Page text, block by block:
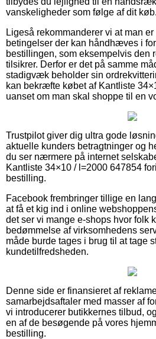
vanskeligheder som følge af dit køb.
Ligeså rekommanderer vi at man
betingelser der kan håndhæves i
bestillingen, som eksempelvis den
tilsikrer. Derfor er det på samme
stadigvæk beholder sin
kan bekræfte købet af Kantliste
uanset om man skal shoppe til en
Trustpilot giver dig ultra gode
aktuelle kunders betragtninger og
du ser nærmere på internet
Kantliste 34×10 / l=2000 647854
bestilling.
Facebook frembringer tillige en
at få et kig ind i online
det ser vi mange e-shops hvor folk
bedømmelse af virksomhedens
måde burde tages i brug til at tage
kundetilfredsheden.
Denne side er finansieret af
samarbejdsaftaler med masser af
vi introducerer butikkernes tilbud,
en af de besøgende på vores
bestilling.